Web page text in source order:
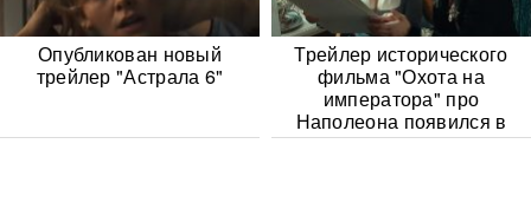
Опубликован новый
трейлер "Астрала 6"
Трейлер исторического
фильма "Охота на
императора" про
Наполеона появился в
Сети